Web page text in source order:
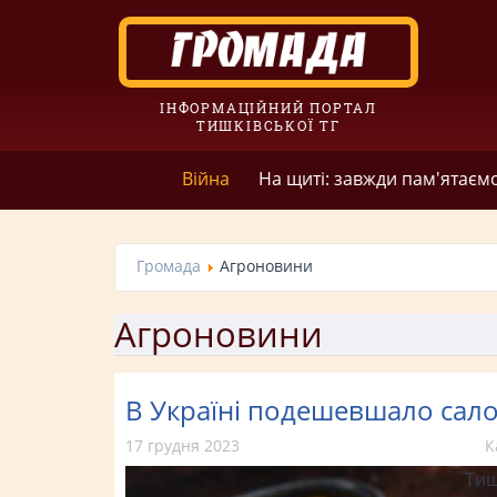
ІНФОРМАЦІЙНИЙ ПОРТАЛ
ТИШКІВСЬКОЇ ТГ
Війна На щиті: завжди
Громада Агроновини
Агроновини
В Україні подешевшало
17 грудня 2023